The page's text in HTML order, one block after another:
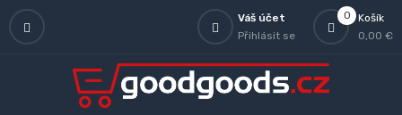
0
Košík
0,00 €
Váš účet
Přihlásit se